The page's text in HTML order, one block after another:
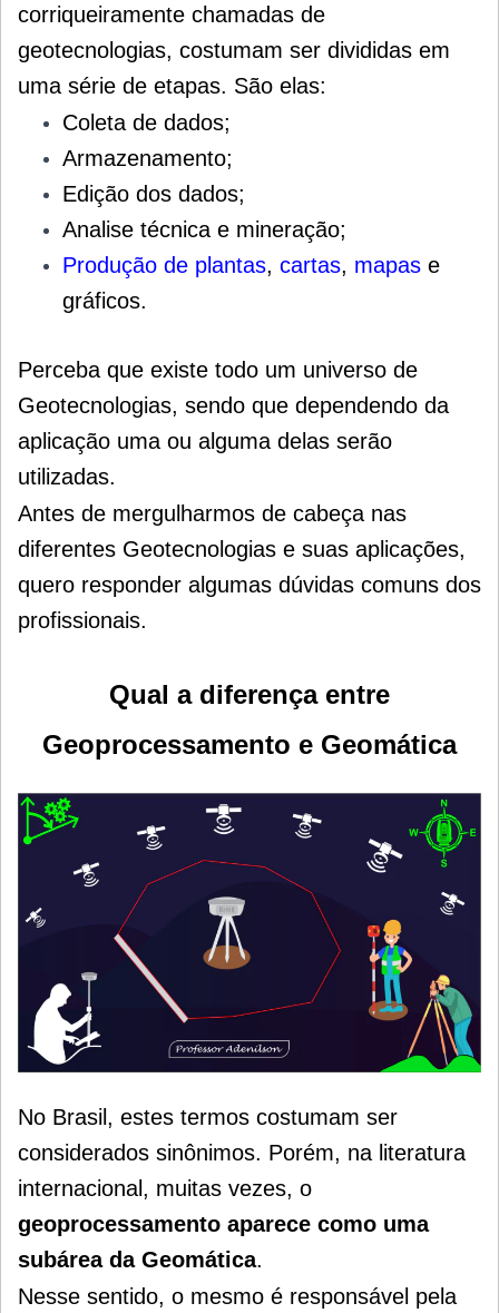
corriqueiramente chamadas de
geotecnologias, costumam ser divididas em
uma série de etapas. São elas:
Coleta de dados;
Armazenamento;
Edição dos dados;
Analise técnica e mineração;
Produção de plantas, cartas, mapas e
gráficos.
Perceba que existe todo um universo de
Geotecnologias, sendo que dependendo da
aplicação uma ou alguma delas serão
utilizadas.
Antes de mergulharmos de cabeça nas
diferentes Geotecnologias e suas aplicações,
quero responder algumas dúvidas comuns dos
profissionais.
Qual a diferença entre
Geoprocessamento e Geomática
No Brasil, estes termos costumam ser
considerados sinônimos. Porém, na literatura
internacional, muitas vezes, o
geoprocessamento aparece como uma
subárea da Geomática.
Nesse sentido, o mesmo é responsável pela